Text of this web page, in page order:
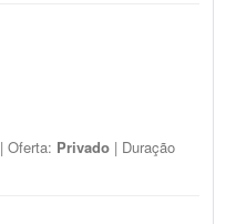
| Oferta: Privado | Duração